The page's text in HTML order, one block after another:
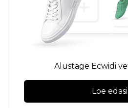
Alustage Ecwidi
Loe edasi